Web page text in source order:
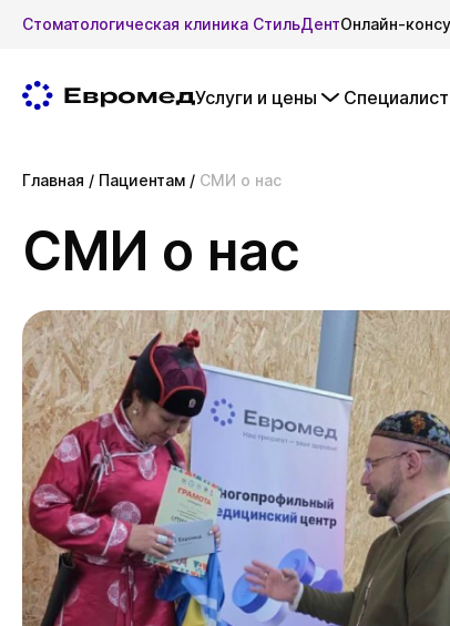
Стоматологическая клиника СтильДентОнлайн-
Услуги и цены
Главная / Пациентам / СМИ о нас
СМИ о нас